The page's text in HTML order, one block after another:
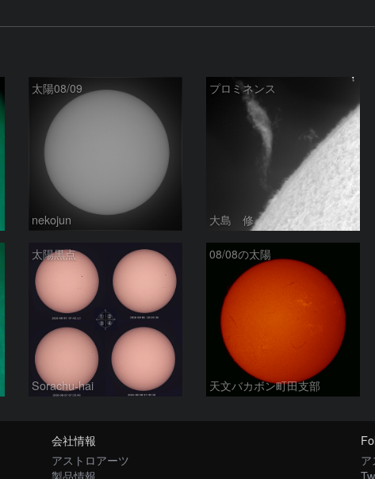
太陽08/09
nekojun
プロミネンス
大島 修
太陽黒点
Sorachu-hai
08/08の太陽
天文バカボン町田支部
会社情報
アストロアーツ
製品情報